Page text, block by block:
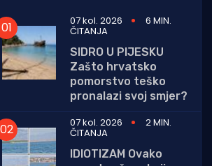
07 kol. 2026 6 MIN.
ČITANJA
SIDRO U PIJESKU
Zašto hrvatsko
pomorstvo teško
pronalazi svoj smjer?
07 kol. 2026
2 MIN.
ČITANJA
IDIOTIZAM Ovako